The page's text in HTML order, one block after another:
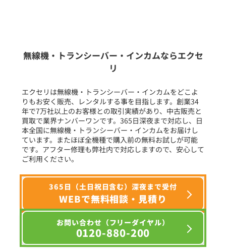
フリーワード入力(製品名等)
選択条件をリセット
無線機・トランシーバー・インカムならエクセ
リ
エクセリは無線機・トランシーバー・インカムをどこよ
りもお安く販売、レンタルする事を目指します。創業34
年で7万社以上のお客様との取引実績があり、中古販売と
買取で業界ナンバーワンです。365日深夜まで対応し、日
本全国に無線機・トランシーバー・インカムをお届けし
ています。またほぼ全機種で購入前の無料お試しが可能
です。アフター修理も弊社内で対応しますので、安心して
ご利用ください。
365日（土日祝日含む）深夜まで受付
WEBで無料相談・見積り
お問い合わせ（フリーダイヤル）
0120-880-200